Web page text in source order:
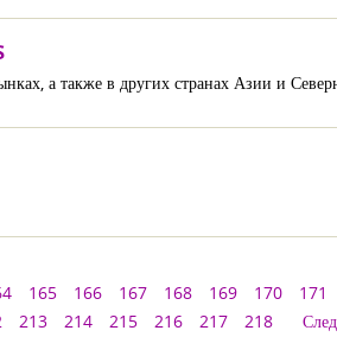
а также в других странах Азии и
165 166 167 168 169 170 171
213 214 215 216 217 218